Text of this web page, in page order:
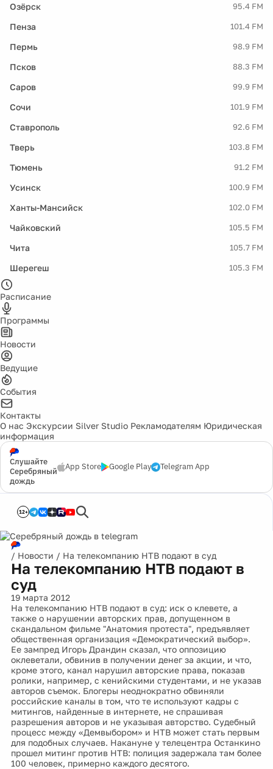
Озёрск 95.4 FM
Пенза 101.4 FM
Пермь 98.9 FM
Псков 88.3 FM
Саров 99.9 FM
Сочи 101.9 FM
Ставрополь 92.6 FM
Тверь 103.8 FM
Тюмень 91.2 FM
Усинск 100.9 FM
Ханты-Мансийск 102.0 FM
Чайковский 105.5 FM
Чита 105.7 FM
Шерегеш 105.3 FM
Расписание
Программы
Новости
Ведущие
События
Контакты
О нас Экскурсии Silver Studio Рекламодателям Юридическая
информация
Слушайте
Серебряный
дождь
App Store Google Play Telegram App
12+
/ Новости / На телекомпанию НТВ подают в суд
На телекомпанию НТВ подают в
суд
19 марта 2012
На телекомпанию НТВ подают в суд: иск о клевете, а
также о нарушении авторских прав, допущенном в
скандальном фильме "Анатомия протеста", предъявляет
общественная организация «Демократический выбор».
Ее зампред Игорь Драндин сказал, что оппозицию
оклеветали, обвинив в получении денег за акции, и что,
кроме этого, канал нарушил авторские права, показав
ролики, например, с кенийскими студентами, и не указав
авторов съемок. Блогеры неоднократно обвиняли
российские каналы в том, что те используют кадры с
митингов, найденные в интернете, не спрашивая
разрешения авторов и не указывая авторство. Судебный
процесс между «Демвыбором» и НТВ может стать первым
для подобных случаев. Накануне у телецентра Останкино
прошел митинг против НТВ: полиция задержала там более
100 человек, примерно каждого десятого.